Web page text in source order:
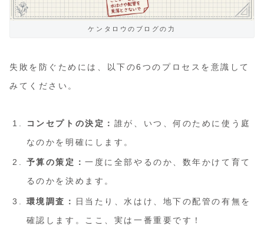
ケンタロウのブログの力
失敗を防ぐためには、以下の6つのプロセスを意識して
みてください。
コンセプトの決定： 誰が、いつ、何のために使う庭
なのかを明確にします。
予算の策定：一度に全部やるのか、数年かけて育て
るのかを決めます。
環境調査：
日当たり、水はけ、地下の配管の有無を
確認します。ここ、実は一番重要です！